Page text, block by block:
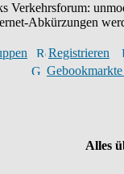
Verkehrsforum:
Abkürzungen
Registrieren
Alles